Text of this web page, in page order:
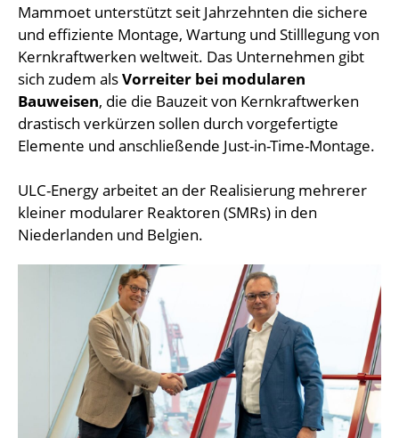
Mammoet unterstützt seit Jahrzehnten die sichere
und effiziente Montage, Wartung und Stilllegung von
Kernkraftwerken weltweit. Das Unternehmen gibt
sich zudem alsVorreiter bei modularen
Bauweisen, die die Bauzeit von Kernkraftwerken
drastisch verkürzen sollen durch vorgefertigte
Elemente und anschließende Just-in-Time-Montage.
ULC-Energy arbeitet an der Realisierung mehrerer
kleiner modularer Reaktoren (SMRs) in den
Niederlanden und Belgien.